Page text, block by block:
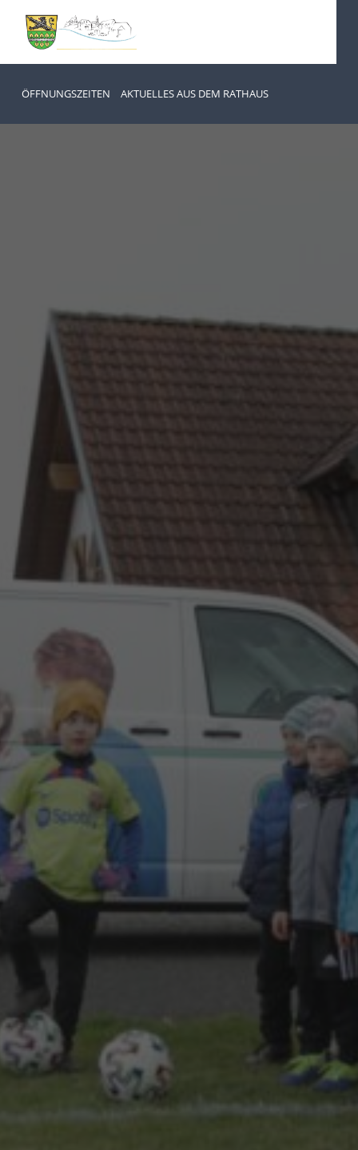
ÖFFNUNGSZEITEN AKTUELLES AUS DEM RATHAUS